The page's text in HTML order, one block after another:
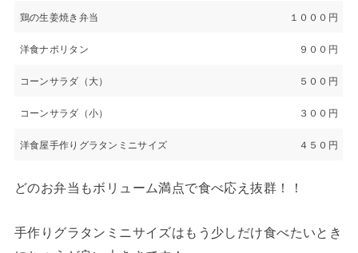
鶏の生姜焼き弁当 １０００円
洋食ナポリタン ９００円
コーンサラダ（大） ５００円
コーンサラダ（小） ３００円
洋食屋手作りグラタンミニサイズ ４５０円
どのお弁当もボリューム満点で食べ応え抜群！！
手作りグラタンミニサイズはもう少しだけ食べたいとき